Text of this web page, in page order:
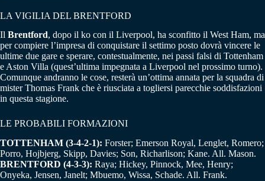
LA VIGILIA DEL BRENTFORD
Il Brentford, dopo il ko con il Liverpool, ha sconfitto il West Ham, ma
per compiere l’impresa di conquistare il settimo posto dovrà vincere le
ultime due gare e sperare, contestualmente, nei passi falsi di Tottenham
e Aston Villa (quest’ultima impegnata a Liverpool nel prossimo turno).
Comunque andranno le cose, resterà un’ottima annata per la squadra di
mister Thomas Frank che è riusciata a togliersi parecchie soddisfazioni
in questa stagione.
LE PROBABILI FORMAZIONI
TOTTENHAM (3-4-2-1): Forster; Emerson Royal, Lenglet, Romero;
Porro, Hojbjerg, Skipp, Davies; Son, Richarlison; Kane. All. Mason.
BRENTFORD (4-3-3): Raya; Hickey, Pinnock, Mee, Henry;
Onyeka, Jensen, Janelt; Mbuemo, Wissa, Schade. All. Frank.